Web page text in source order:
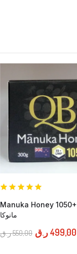
Manuka Honey 1050+ عسل
مانوكا
550,00ر.ق 499,00ر.ق